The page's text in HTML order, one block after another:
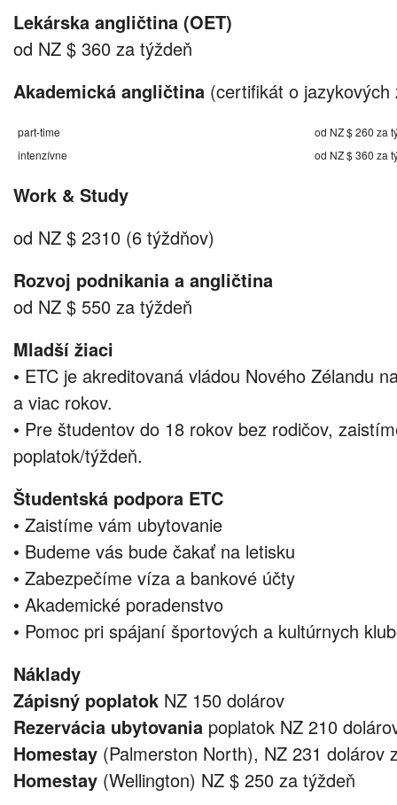
Lekárska angličtina (OET)
od NZ $ 360 za týždeň
Akademická angličtina (certifikát o jazykových
part-time
od NZ $ 260 za
intenzívne
od NZ $ 360 za
Work & Study
od NZ $ 2310 (6 týždňov)
Rozvoj podnikania a angličtina
od NZ $ 550 za týždeň
Mladší žiaci
• ETC je akreditovaná vládou Nového Zélandu
a viac rokov.
• Pre študentov do 18 rokov bez rodičov,
poplatok/týždeň.
Študentská podpora ETC
• Zaistíme vám ubytovanie
• Budeme vás bude čakať na letisku
• Zabezpečíme víza a bankové účty
• Akademické poradenstvo
• Pomoc pri spájaní športových a kultúrnych
Náklady
Zápisný poplatok NZ 150 dolárov
Rezervácia ubytovania poplatok NZ 210
Homestay (Palmerston North), NZ 231 dolárov
Homestay (Wellington) NZ $ 250 za týždeň